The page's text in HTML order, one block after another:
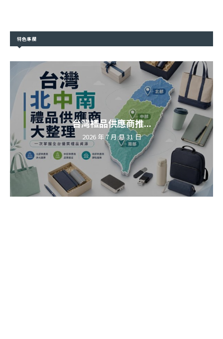
特色專欄
台灣禮品供應商推...
2026 年 7 月 月 31 日